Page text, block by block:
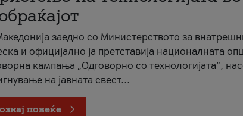
заедно со Министерството за
и официјално ја претставија националната
кампања „Одговорно со технологијата“,
на јавната свест...
повеќе